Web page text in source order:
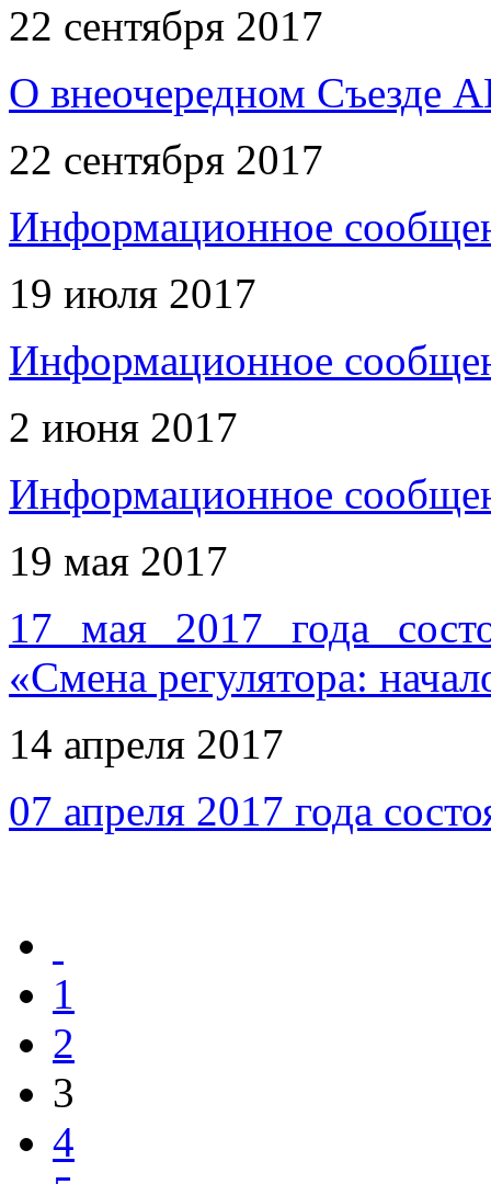
22 сентября 2017
О внеочередном Съезде
22 сентября 2017
Информационное
19 июля 2017
Информационное
2 июня 2017
Информационное
19 мая 2017
17 мая 2017 года
«Смена регулятора:
14 апреля 2017
07 апреля 2017 года
1
2
3
4